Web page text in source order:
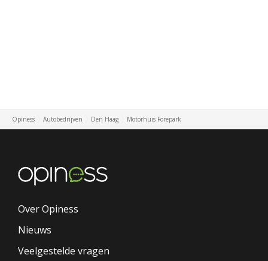
Opiness Autobedrijven Den Haag Motorhuis Forepark
Over Opiness
Nieuws
Veelgestelde vragen